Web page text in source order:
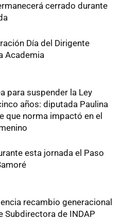
cerrado durante
Día del Dirigente
Academia
para suspender la Ley
años: diputada Paulina
que norma impactó en el
esta jornada el Paso
recambio generacional
Subdirectora de INDAP